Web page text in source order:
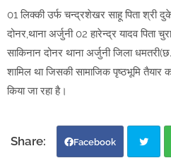
01 लिक्की उर्फ चन्द्रशेखर साहू पिता श्री
दोनर,थाना अर्जुनी 02 हारेन्द्र यादव पिता
साकिनान दोनर थाना अर्जुनी जिला
शामिल था जिसकी सामाजिक पृष्ठभूमि तैयार
किया जा रहा है।
Facebook